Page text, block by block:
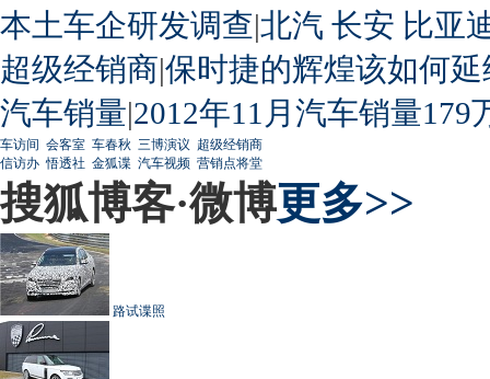
本土车企研发调查|北汽 长安 比亚
超级经销商|保时捷的辉煌该如何延
汽车销量|2012年11月汽车销量179
车访间 会客室 车春秋 三博演议 超级经销商
信访办 悟透社 金狐谍 汽车视频 营销点将堂
搜狐博客·微博更多>>
路试谍照